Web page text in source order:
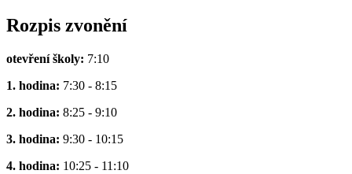
Rozpis zvonění
otevření školy: 7:10
1. hodina: 7:30 - 8:15
2. hodina: 8:25 - 9:10
3. hodina: 9:30 - 10:15
4. hodina: 10:25 - 11:10